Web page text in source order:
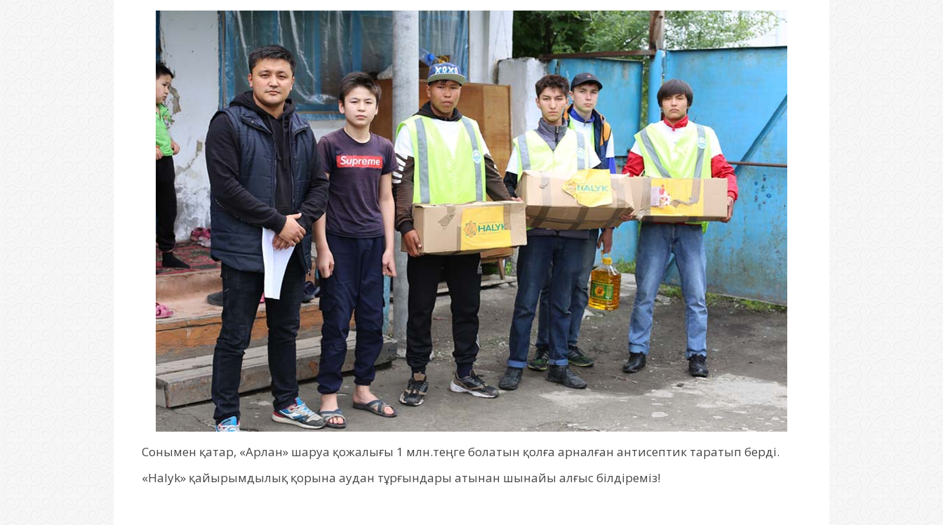
Сонымен қатар, «Арлан» шаруа қожалығы 1 млн.теңге болатын қолға арналған антисептик таратып берді.
«Halyk» қайырымдылық қорына аудан тұрғындары атынан шынайы алғыс білдіреміз!